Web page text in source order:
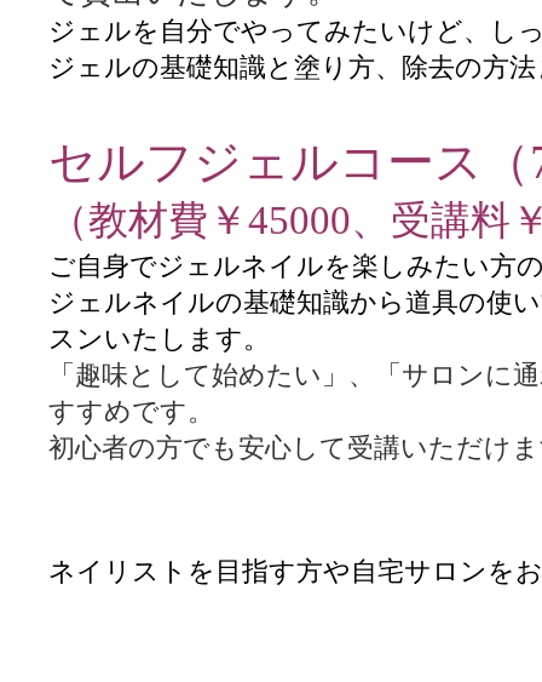
ジェルを自分でやってみたいけど、し
ジェルの基礎知識と塗り方、除去の方
セルフジェルコース（
（教材費￥45000、受講料
ご自身でジェルネイルを楽しみたい方
ジェルネイルの基礎知識から道具の使
スンいたします。
「趣味として始めたい」、「サロンに
すすめです。
初心者の方でも安心して受講いただけ
ネイリストを目指す方や自宅サロンを